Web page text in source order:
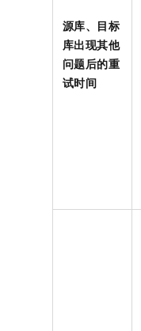
源库、目标
库出现其他
问题后的重
试时间